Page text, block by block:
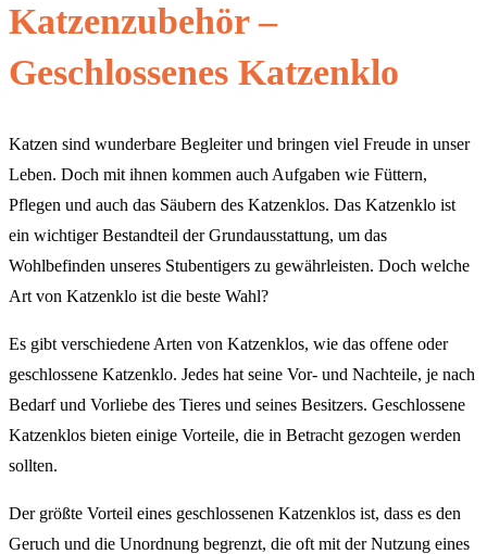
Katzenzubehör –
Geschlossenes Katzenklo
Katzen sind wunderbare Begleiter und bringen viel Freude in unser
Leben. Doch mit ihnen kommen auch Aufgaben wie Füttern,
Pflegen und auch das Säubern des Katzenklos. Das Katzenklo ist
ein wichtiger Bestandteil der Grundausstattung, um das
Wohlbefinden unseres Stubentigers zu gewährleisten. Doch welche
Art von Katzenklo ist die beste Wahl?
Es gibt verschiedene Arten von Katzenklos, wie das offene oder
geschlossene Katzenklo. Jedes hat seine Vor- und Nachteile, je nach
Bedarf und Vorliebe des Tieres und seines Besitzers. Geschlossene
Katzenklos bieten einige Vorteile, die in Betracht gezogen werden
sollten.
Der größte Vorteil eines geschlossenen Katzenklos ist, dass es den
Geruch und die Unordnung begrenzt, die oft mit der Nutzung eines